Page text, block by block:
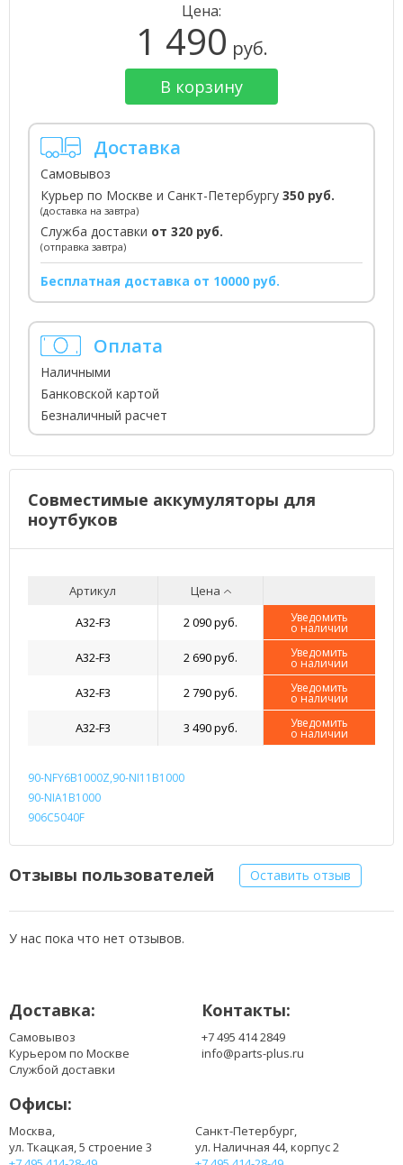
Цена:
1 490 руб.
В корзину
Доставка
Самовывоз
Курьер по Москве и Санкт-Петербургу 350 руб.
(доставка на завтра)
Служба доставки от 320 руб.
(отправка завтра)
Бесплатная доставка от 10000 руб.
Оплата
Наличными
Банковской картой
Безналичный расчет
Совместимые аккумуляторы для
ноутбуков
Артикул
Цена
A32-F3
2 090 руб. Уведомить
о наличии
A32-F3 2 690 руб. Уведомить
о наличии
A32-F3 2 790 руб. Уведомить
о наличии
A32-F3 3 490 руб. Уведомить
о наличии
90-NFY6B1000Z,90-NI11B1000
90-NIA1B1000
906C5040F
Отзывы пользователей Оставить отзыв
У нас пока что нет отзывов.
Доставка:
Самовывоз
Курьером по Москве
Службой доставки
Контакты:
+7 495 414 2849
info@parts-plus.ru
Офисы:
Москва,
ул. Ткацкая, 5 строение 3
Санкт-Петербург,
ул. Наличная 44, корпус 2